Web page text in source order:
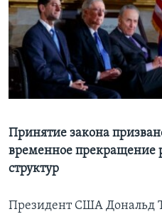
Learning English
СОЦИАЛЬНЫЕ СЕТИ
Языки
Принятие закона
временное прекращение
структур
Президент США Дональд